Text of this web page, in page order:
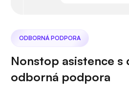
ODBORNÁ PODPORA
Nonstop asistence s
odborná podpora